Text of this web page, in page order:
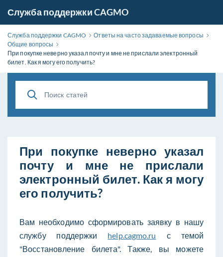
Служба поддержки CAGMO
Служба поддержки CAGMO
Ответы на часто задаваемые вопросы
Общие вопросы
При покупке неверно указал почту и мне не прислали электронный
билет. Как я могу его получить?
При покупке неверно указал
почту и мне не прислали
электронный билет. Как я могу
его получить?
Вам необходимо сформировать заявку в нашу
службу поддержки help.cagmo.ru
с темой
"Восстановление билета". Также, вы можете